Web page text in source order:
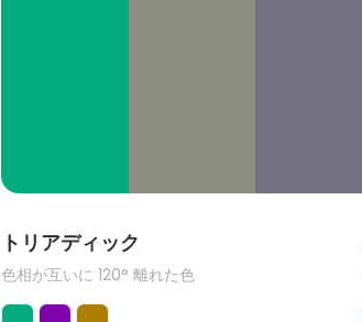
トリアディック
色相が互いに 120° 離れた色